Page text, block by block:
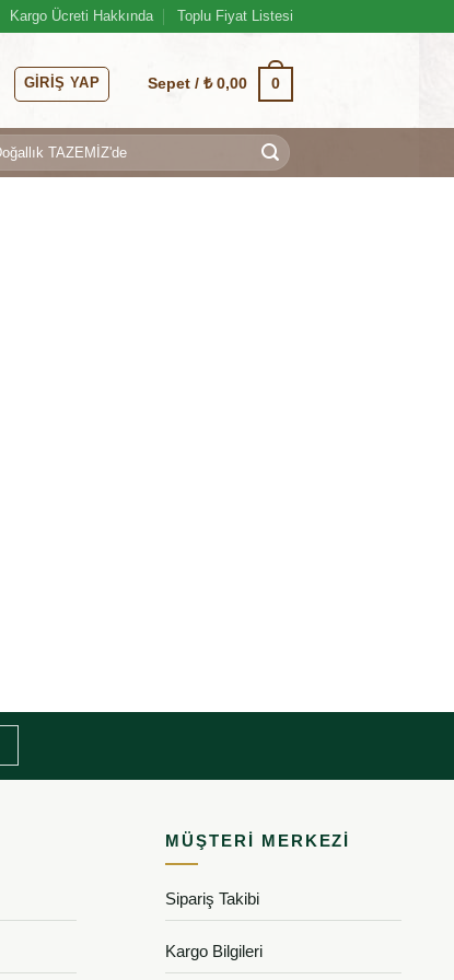
Kargo Ücreti Hakkında Toplu Fiyat Listesi
GIRIŞ YAP Sepet /₺0,00 0
MÜŞTERI MERKEZI
Sipariş Takibi
Kargo Bilgileri